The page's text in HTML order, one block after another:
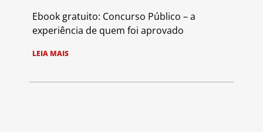
Ebook gratuito: Concurso Público – a
experiência de quem foi aprovado
LEIA MAIS